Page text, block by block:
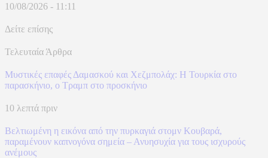
10/08/2026 - 11:11
Δείτε επίσης
Τελευταία Άρθρα
​Μυστικές επαφές Δαμασκού και Χεζμπολάχ: Η Τουρκία στο
παρασκήνιο, ο Τραμπ στο προσκήνιο
10 λεπτά πριν
Βελτιωμένη η εικόνα από την πυρκαγιά στομν Κουβαρά,
παραμένουν καπνογόνα σημεία – Ανυησυχία για τους ισχυρούς
ανέμους